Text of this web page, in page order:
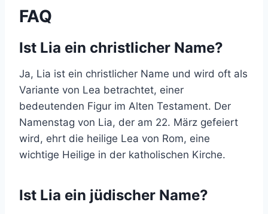
FAQ
Ist Lia ein christlicher Name?
Ja, Lia ist ein christlicher Name und wird oft als
Variante von Lea betrachtet, einer
bedeutenden Figur im Alten Testament. Der
Namenstag von Lia, der am 22. März gefeiert
wird, ehrt die heilige Lea von Rom, eine
wichtige Heilige in der katholischen Kirche.
Ist Lia ein jüdischer Name?